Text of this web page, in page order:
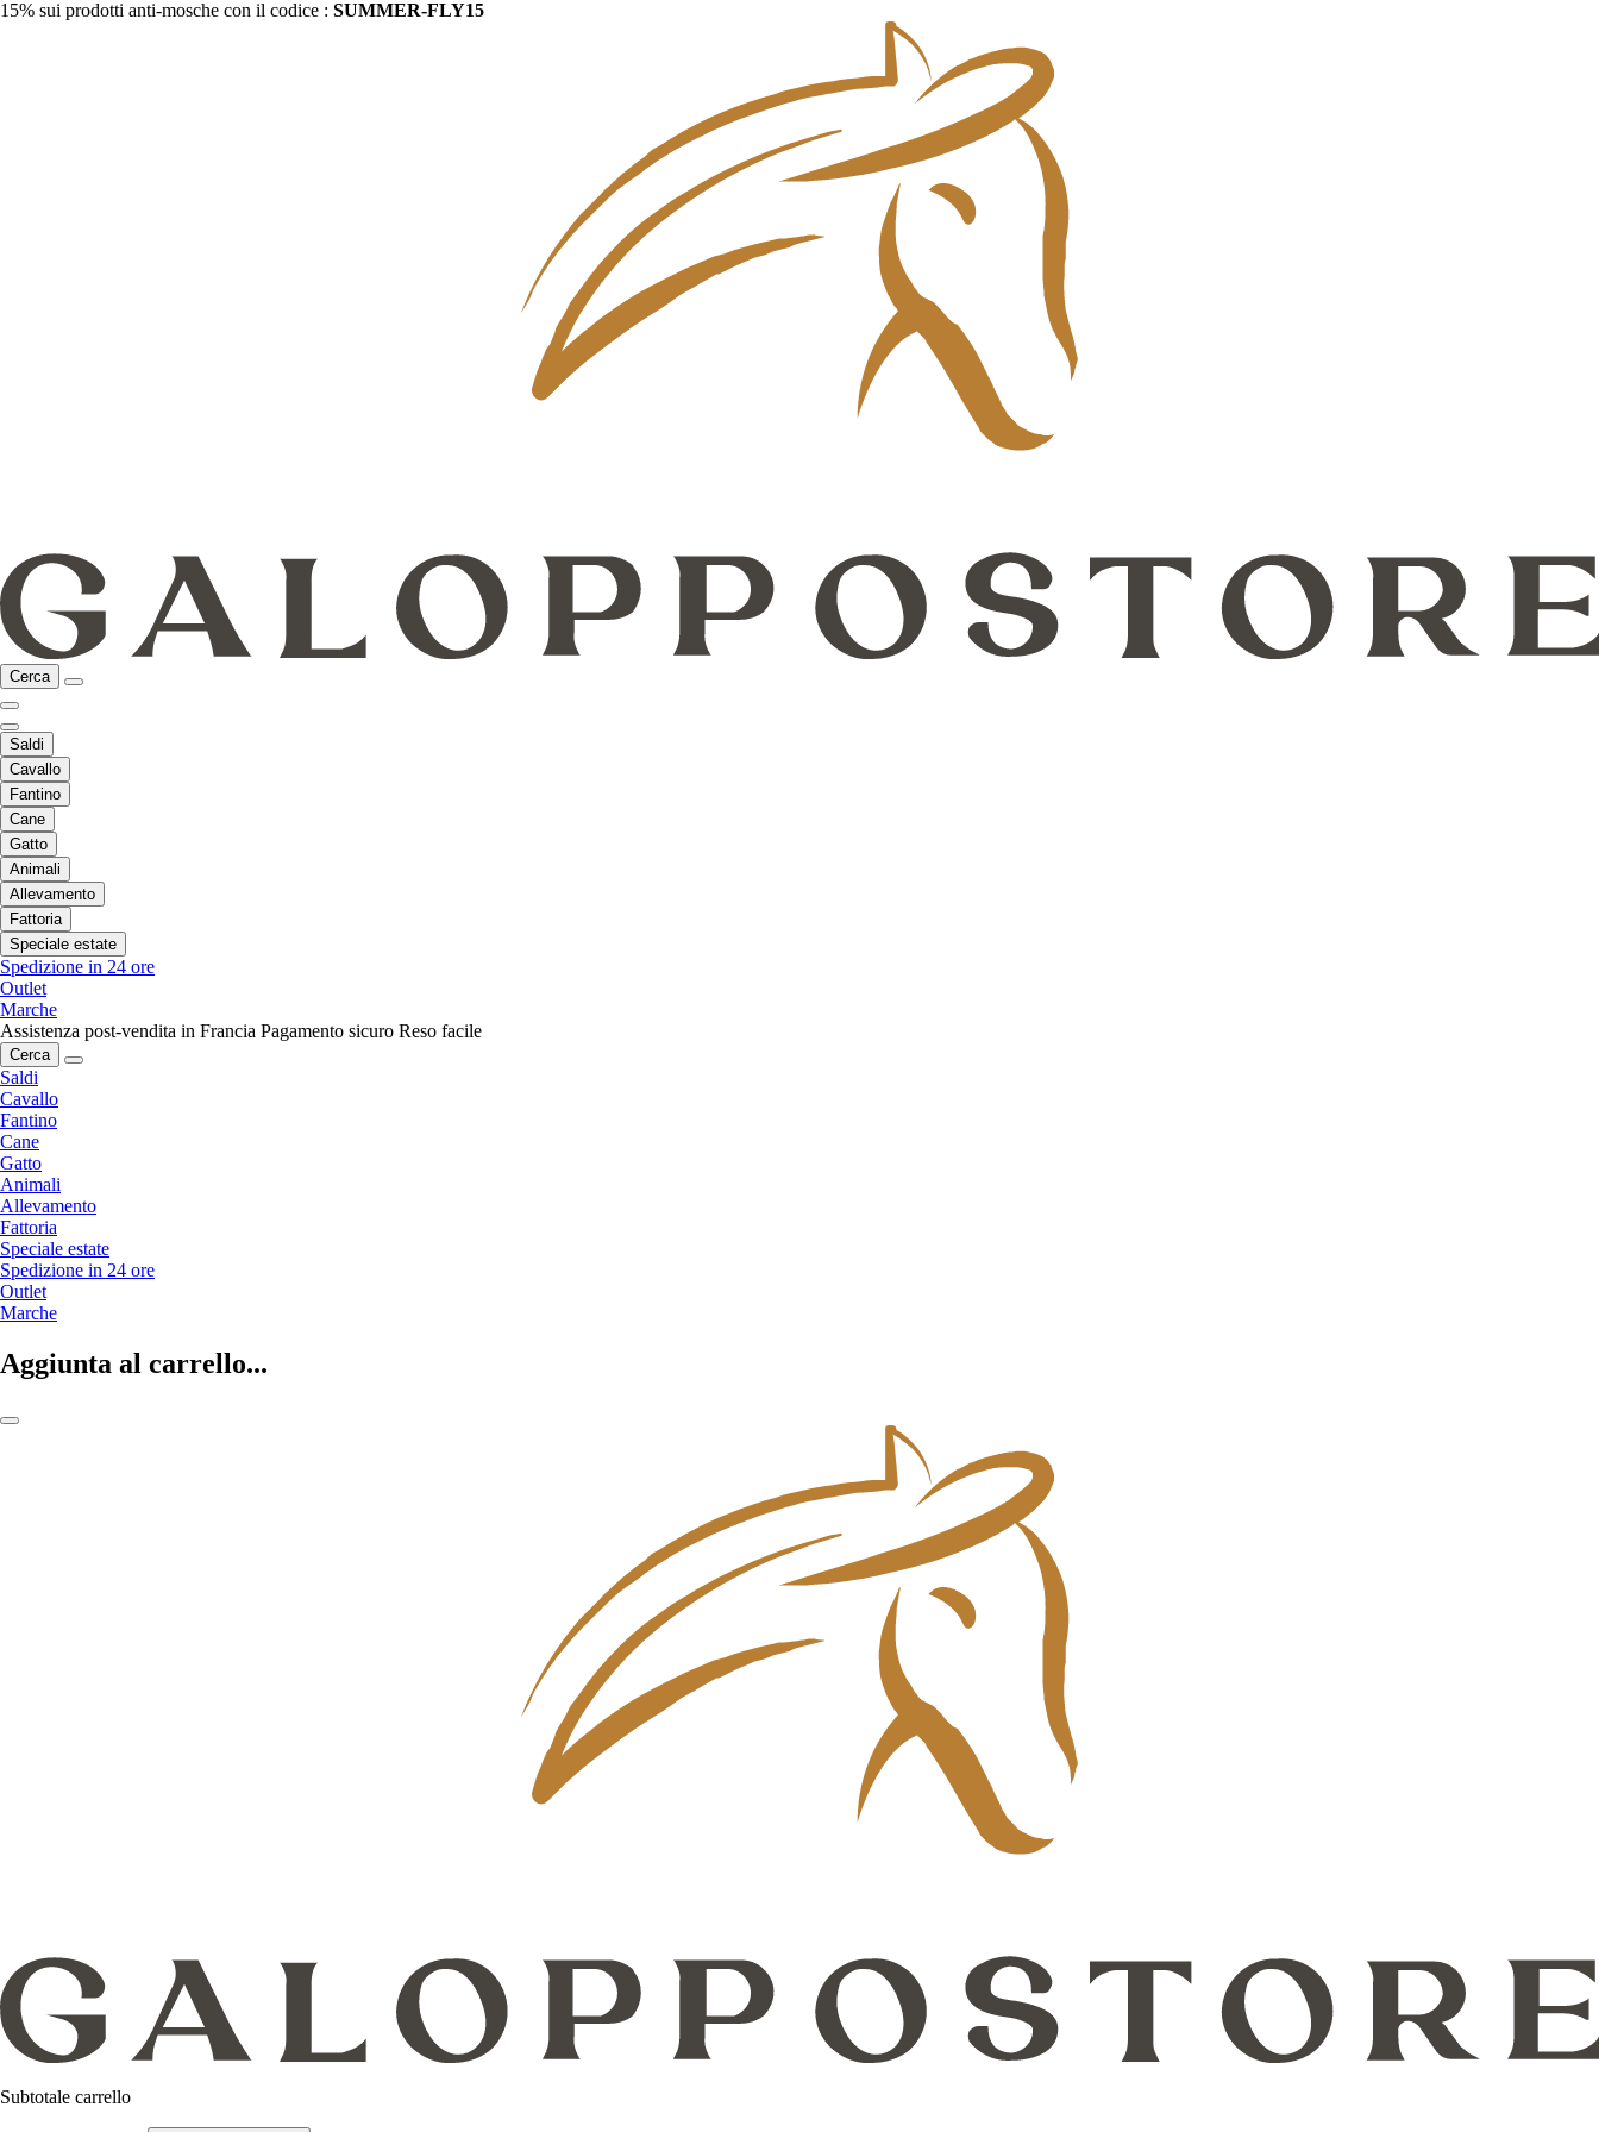
15% sui prodotti anti-mosche con il codice : SUMMER-FLY15
Cerca
Saldi
Cavallo
Fantino
Cane
Gatto
Animali
Allevamento
Fattoria
Speciale estate
Spedizione in 24 ore
Outlet
Marche
Assistenza post-vendita in Francia Pagamento sicuro Reso facile
Cerca
Saldi
Cavallo
Fantino
Cane
Gatto
Animali
Allevamento
Fattoria
Speciale estate
Spedizione in 24 ore
Outlet
Marche
Aggiunta al carrello...
Subtotale carrello